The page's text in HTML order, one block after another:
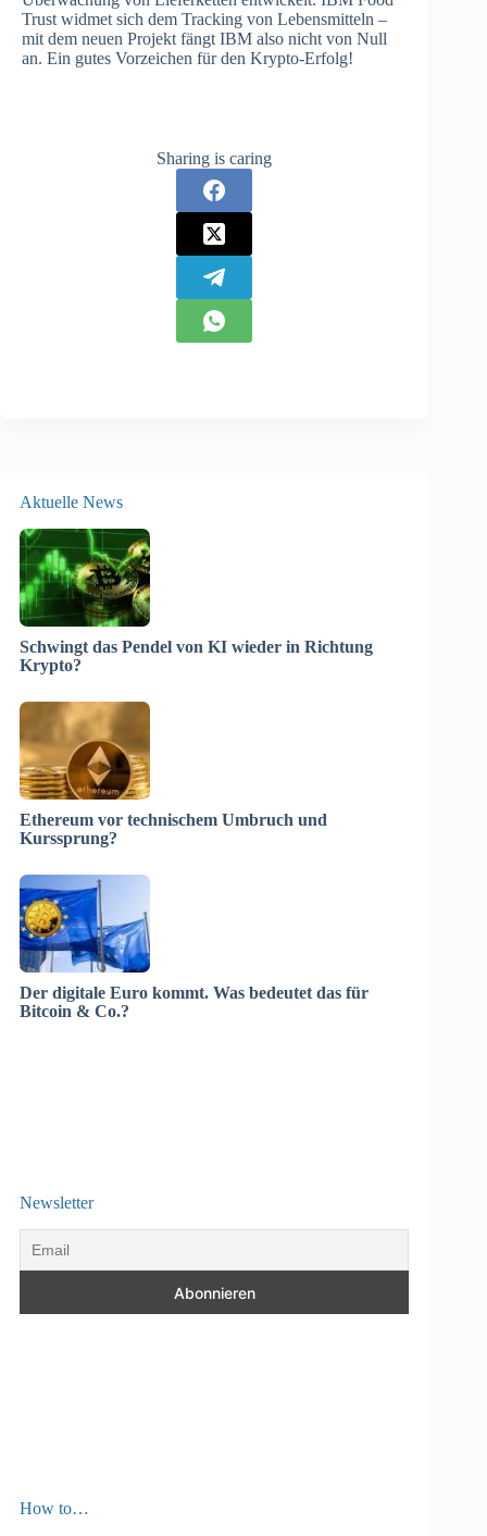
Trust widmet sich dem Tracking von Lebensmitteln –
mit dem neuen Projekt fängt IBM also nicht von Null
an. Ein gutes Vorzeichen für den Krypto-Erfolg!
Sharing is caring
Aktuelle News
Schwingt das Pendel von KI wieder in Richtung
Krypto?
Ethereum vor technischem Umbruch und
Kurssprung?
Der digitale Euro kommt. Was bedeutet das für
Bitcoin & Co.?
Newsletter
How to…